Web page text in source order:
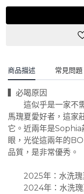
商品描述 常見問題
▍必喝原因
這似乎是一家不需
馬瑰夏愛好者，這家
它。近兩年是Sophia
眼，光從這兩年的
品質，是非常優秀。
2025年：水洗瑰
2024年：水洗瑰